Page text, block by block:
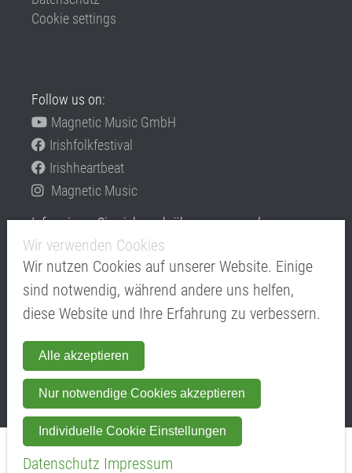
Cookie settings
Follow us on:
Magnetic Music GmbH
Irishfolkfestival
Irishheartbeat
Magnetic Music
Informieren Sie sich auch über unsere anderen
Konzeptfestivals
www.irishfolkfestival.de
Mitglied im
Copyright © Magnetic Music GmbH - moving emotions from stage
to stage
Wir verwenden Cookies
Wir nutzen Cookies auf unserer Website. Einige
sind notwendig, während andere uns helfen,
diese Website und Ihre Erfahrung zu verbessern.
Alle akzeptieren
Nur notwendige Cookies akzeptieren
Individuelle Cookie Einstellungen
Datenschutz Impressum